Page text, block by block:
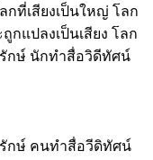
แปลงเป็นเสียง โลก
กษ์ นักทำสื่อวิดีทัศน์